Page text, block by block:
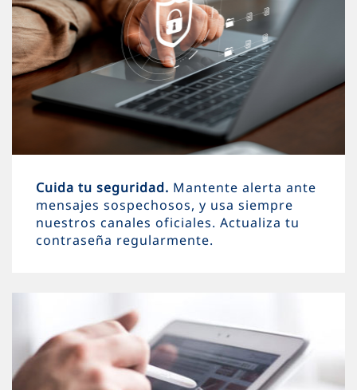
Cuida tu seguridad. Mantente alerta ante
mensajes sospechosos, y usa siempre
nuestros canales oficiales. Actualiza tu
contraseña regularmente.